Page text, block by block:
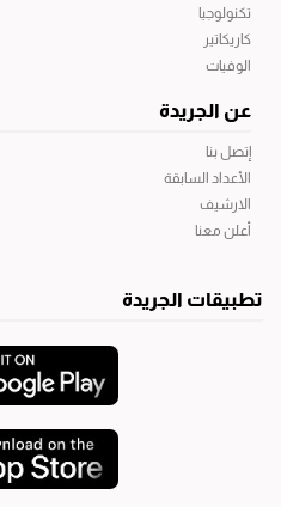
تكنولوجيا
كاريكاتير
الوفيات
عن الجريدة
إتصل بنا
الأعداد السابقة
الارشيف
أعلن معنا
تطبيقات الجريدة